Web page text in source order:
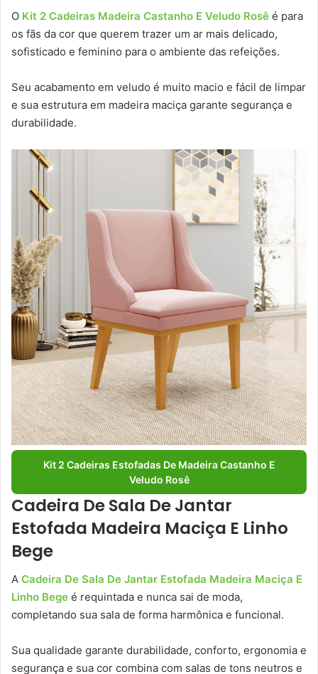
O Kit 2 Cadeiras Madeira Castanho E Veludo Rosê é para
os fãs da cor que querem trazer um ar mais delicado,
sofisticado e feminino para o ambiente das refeições.
Seu acabamento em veludo é muito macio e fácil de limpar
e sua estrutura em madeira maciça garante segurança e
durabilidade.
Kit 2 Cadeiras Estofadas De Madeira Castanho E
Veludo Rosê
Cadeira De Sala De Jantar
Estofada Madeira Maciça E Linho
Bege
A Cadeira De Sala De Jantar Estofada Madeira Maciça E
Linho Bege é requintada e nunca sai de moda,
completando sua sala de forma harmônica e funcional.
Sua qualidade garante durabilidade, conforto, ergonomia e
segurança e sua cor combina com salas de tons neutros e